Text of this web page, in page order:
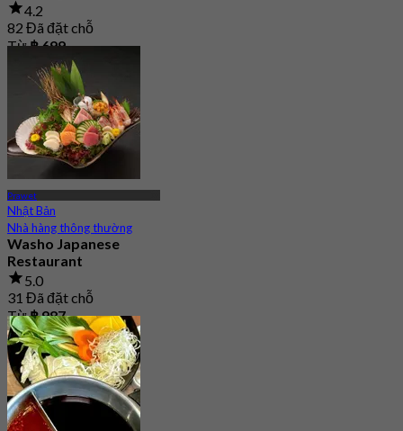
4.2
82 Đã đặt chỗ
Từ฿ 699
Prawet
Nhật Bản
Nhà hàng thông thường
Washo Japanese
Restaurant
5.0
31 Đã đặt chỗ
Từ฿ 987